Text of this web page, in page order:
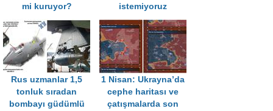
mi kuruyor?
istemiyoruz
Rus uzmanlar 1,5
tonluk sıradan
bombayı güdümlü
1 Nisan: Ukrayna’da
cephe haritası ve
çatışmalarda son